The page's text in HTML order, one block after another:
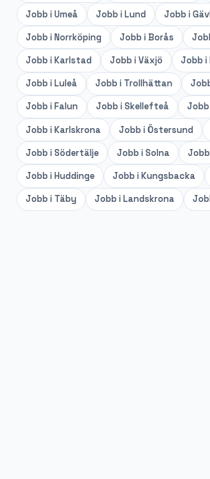
Jobb iUmeå Jobb iLund Jobb i
Jobb iNorrköping Jobb iBorås
Jobb iKarlstad Jobb iVäxjö Jobb i
Jobb iLuleå Jobb i Trollhättan
Jobb iFalun Jobb iSkellefteå
Jobb iKarlskrona Jobb iÖstersund
Jobb iSödertälje Jobb iSolna
Jobb iHuddinge Jobb iKungsbacka
Jobb i Täby Jobb iLandskrona